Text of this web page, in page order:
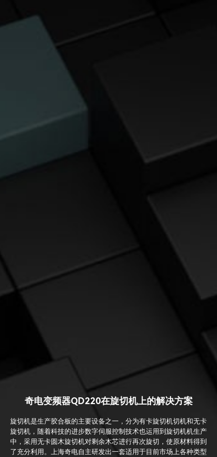
奇电变频器QD220在旋切机上的解决方案
旋切机是生产胶合板的主要设备之一，分为有卡旋切机切机和无卡
旋切机，随着科技的进步数字伺服控制技术也运用到旋切机机生产
中，采用无卡圆木旋切机对剩余木芯进行再次旋切，使原材料得到
了充分利用。上海奇电自主研发出一套适用于目前市场上各种类型